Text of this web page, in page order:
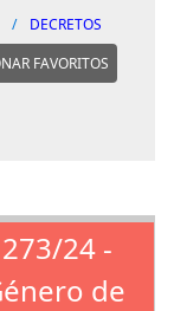
DECRETOS
FAVORITOS
24 -
de